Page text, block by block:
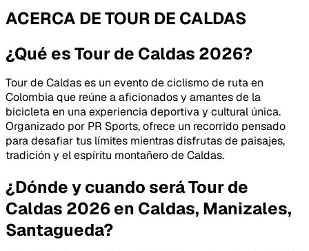
ACERCA DETOUR DE CALDAS
¿Qué es Tour de Caldas 2026?
Tour de Caldas es un evento de ciclismo de ruta en
Colombia que reúne a aficionados y amantes de la
bicicleta en una experiencia deportiva y cultural única.
Organizado por PR Sports, ofrece un recorrido pensado
para desafiar tus límites mientras disfrutas de paisajes,
tradición y el espíritu montañero de Caldas.
¿Dónde y cuando será Tour de
Caldas 2026 en Caldas, Manizales,
Santagueda?